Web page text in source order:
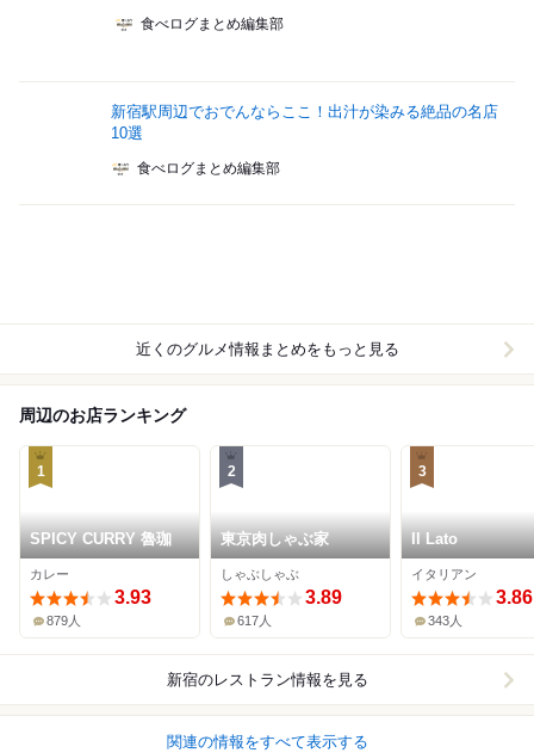
食べログまとめ編集部
新宿駅周辺でおでんならここ！出汁が染みる絶品の名店
10選
食べログまとめ編集部
近くのグルメ情報まとめをもっと見る
周辺のお店ランキング
1
SPICY CURRY 魯珈
カレー
3.93
879人
2
東京肉しゃぶ家
しゃぶしゃぶ
3.89
617人
3
Il Lato
イタリアン
3.86
343人
新宿のレストラン情報を見る
関連の情報をすべて表示する